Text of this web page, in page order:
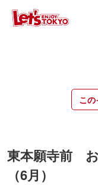
こ
東本願寺前
（6月）